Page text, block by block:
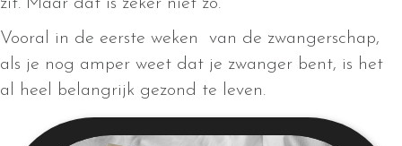
zit. Maar dat is zeker niet zo.
Vooral in de eerste weken van de zwangerschap,
als je nog amper weet dat je zwanger bent, is het
al heel belangrijk gezond te leven.